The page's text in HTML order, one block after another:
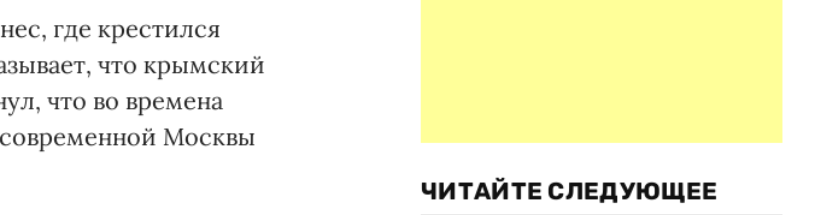
где крестился
что крымский
что во времена
Москвы
ЧИТАЙТЕ СЛЕДУЮЩЕЕ